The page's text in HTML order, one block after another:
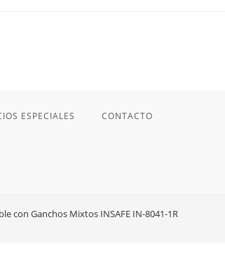
ESPECIALES CONTACTO
con Ganchos Mixtos INSAFE IN-8041-1R